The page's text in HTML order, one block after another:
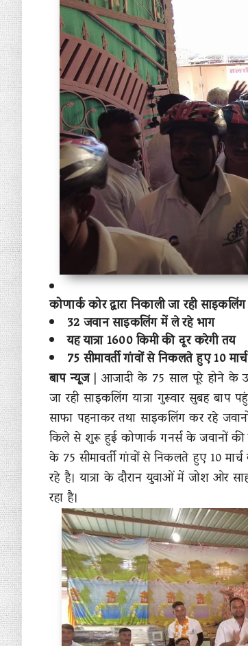
कोणार्क कोर द्वारा निकाली जा रही
32 जवान साइकलिंग में ले रहे भाग
यह यात्रा 1600 किमी की दूर करेगी तय
75 सीमावर्ती गांवों से निकलते हुए 10
बाप न्यूज| आजादी के 75 साल पूरे होने के
जा रही साइकलिंग यात्रा गुरूवार सुबह बाप
साफा पहनाकर तथा साइकलिंग कर रहे
किले से शुरू हुई कोणार्क गनर्स के जवानों की
के 75 सीमावर्ती गांवों से निकलते हुए 10
रहे है। यात्रा के दौरान युवाओं में जोश ओर
रहा है।